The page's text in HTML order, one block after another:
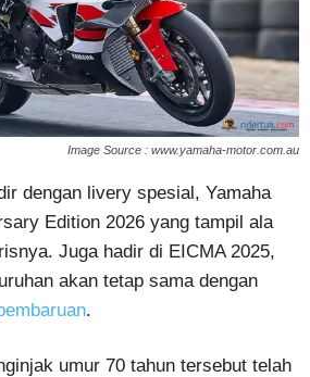
Image Source : www.yamaha-motor.com.au
dengan livery spesial, Yamaha
Edition 2026 yang tampil ala
Juga hadir di EICMA 2025,
akan tetap sama dengan
.
umur 70 tahun tersebut telah